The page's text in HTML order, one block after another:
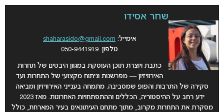
שחר אסידו
אימייל: shaharasido@gmail.com
טלפון: 050-9441919
כתבת ויוצרת תוכן העוסקת במגוון היבטים של תחרות
האירוויזיון — מפרשנות וניתוח מקצועי של התחרות ועד
סקירה של התרבות והפופ שמסביבה. מתמחה בענייני האירוויזיון ומביאה
ידע רחב על ההיסטוריה, הכללים וההתפתחויות האחרונות. מאז 2023
מסקרת את התחרות מקרוב, מתוך מתחם העיתונאים בעיר המארחת, כולל